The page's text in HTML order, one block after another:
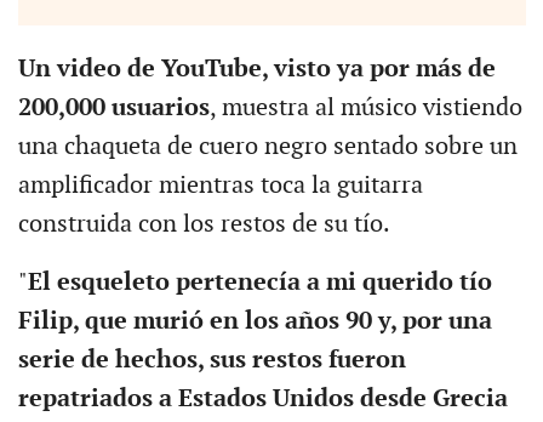
Un video de YouTube, visto ya por más de
200,000 usuarios, muestra al músico vistiendo
una chaqueta de cuero negro sentado sobre un
amplificador mientras toca la guitarra
construida con los restos de su tío.
"El esqueleto pertenecía a mi querido tío
Filip, que murió en los años 90 y, por una
serie de hechos, sus restos fueron
repatriados a Estados Unidos desde Grecia